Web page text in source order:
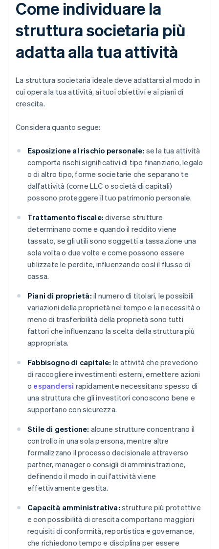
Come individuare la
struttura societaria più
adatta alla tua attività
La struttura societaria ideale deve adattarsi al modo in
cui opera la tua attività, ai tuoi obiettivi e ai piani di
crescita.
Considera quanto segue:
Esposizione al rischio personale: se la tua attività
comporta rischi significativi di tipo finanziario, legalo
o di altro tipo, forme societarie che separano te
dall'attività (come LLC o società di capitali)
possono proteggere il tuo patrimonio personale.
Trattamento fiscale: diverse strutture
determinano come e quando il reddito viene
tassato, se gli utili sono soggetti a tassazione una
sola volta o due volte e come possono essere
utilizzate le perdite, influenzando così il flusso di
cassa.
Piani di proprietà: il numero di titolari, le possibili
variazioni della proprietà nel tempo e la necessità o
meno di trasferibilità della proprietà sono tutti
fattori che influenzano la scelta della struttura più
appropriata.
Fabbisogno di capitale: le attività che prevedono
di raccogliere investimenti esterni, emettere azioni
o espandersi rapidamente necessitano spesso di
una struttura che gli investitori conoscono bene e
supportano con sicurezza.
Stile di gestione: alcune strutture concentrano il
controllo in una sola persona, mentre altre
formalizzano il processo decisionale attraverso
partner, manager o consigli di amministrazione,
definendo il modo in cui l'attività viene
effettivamente gestita.
Capacità amministrativa: strutture più protettive
e con possibilità di crescita comportano maggiori
requisiti di conformità, reportistica e governance,
che richiedono tempo e disciplina per essere